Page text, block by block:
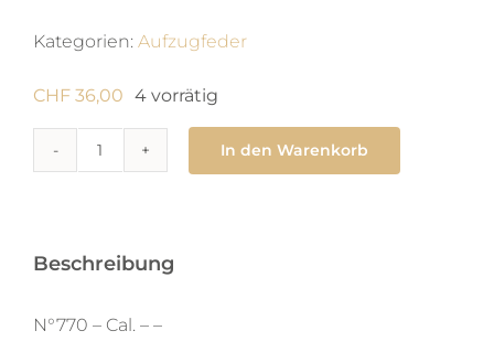
Kategorien: Aufzugfeder
CHF36,00 4 vorrätig
x
X
In den Warenkorb
Beschreibung
N°770 – Cal. – –